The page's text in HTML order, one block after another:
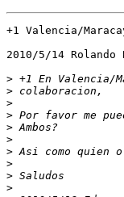
+1 Valencia/
2010/5/14 Rolando
>
>
>
>
>
>
>
>
>
>